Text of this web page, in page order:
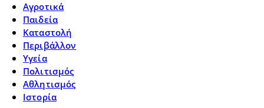
Αγροτικά
Παιδεία
Καταστολή
Περιβάλλον
Υγεία
Πολιτισμός
Αθλητισμός
Ιστορία